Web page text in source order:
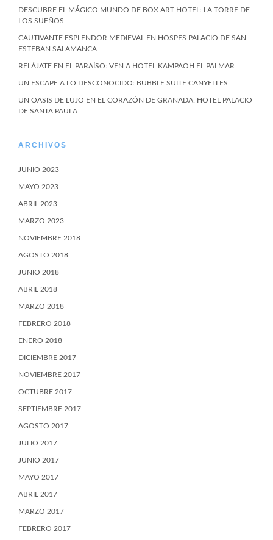
DESCUBRE EL MÁGICO MUNDO DE BOX ART HOTEL: LA TORRE DE
LOS SUEÑOS.
CAUTIVANTE ESPLENDOR MEDIEVAL EN HOSPES PALACIO DE SAN
ESTEBAN SALAMANCA
RELÁJATE EN EL PARAÍSO: VEN A HOTEL KAMPAOH EL PALMAR
UN ESCAPE A LO DESCONOCIDO: BUBBLE SUITE CANYELLES
UN OASIS DE LUJO EN EL CORAZÓN DE GRANADA: HOTEL PALACIO
DE SANTA PAULA
ARCHIVOS
JUNIO 2023
MAYO 2023
ABRIL 2023
MARZO 2023
NOVIEMBRE 2018
AGOSTO 2018
JUNIO 2018
ABRIL 2018
MARZO 2018
FEBRERO 2018
ENERO 2018
DICIEMBRE 2017
NOVIEMBRE 2017
OCTUBRE 2017
SEPTIEMBRE 2017
AGOSTO 2017
JULIO 2017
JUNIO 2017
MAYO 2017
ABRIL 2017
MARZO 2017
FEBRERO 2017